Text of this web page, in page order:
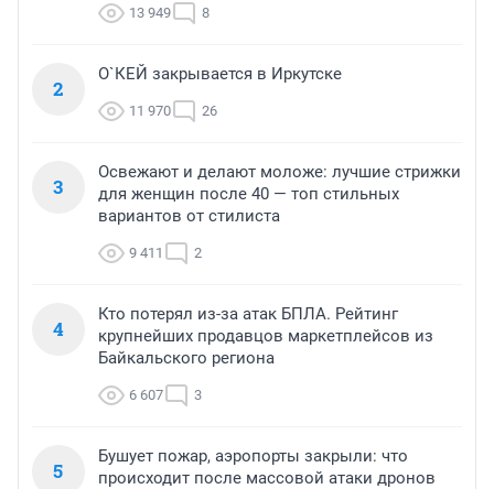
13 949 8
2
О`КЕЙ закрывается в Иркутске
11 970 26
3
Освежают и делают моложе: лучшие стрижки
для женщин после 40 — топ стильных
вариантов от стилиста
9 411 2
4
Кто потерял из-за атак БПЛА. Рейтинг
крупнейших продавцов маркетплейсов из
Байкальского региона
6 607 3
5
Бушует пожар, аэропорты закрыли: что
происходит после массовой атаки дронов